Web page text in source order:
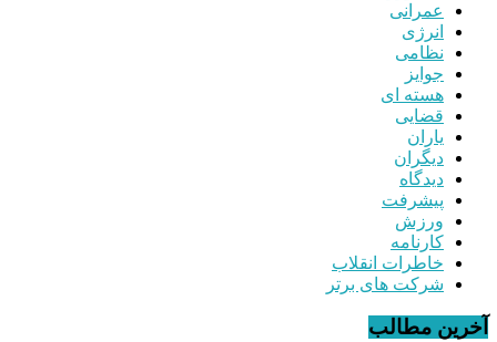
عمرانی
انرژی
نظامی
جوایز
هسته ای
قضایی
یاران
دیگران
دیدگاه
پیشرفت
ورزش
کارنامه
خاطرات انقلاب
شرکت های برتر
آخرین مطالب